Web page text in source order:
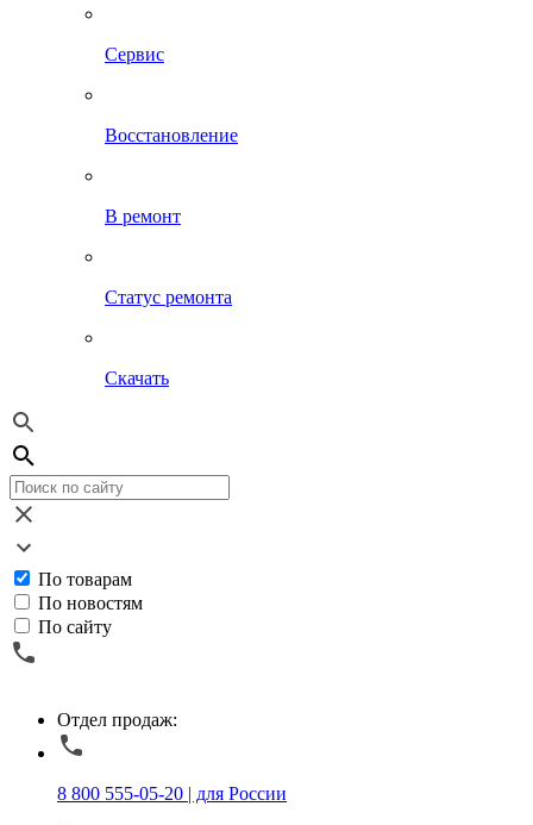
Сервис
Восстановление
В ремонт
Статус ремонта
Скачать
По товарам
По новостям
По сайту
Отдел продаж:
8 800 555-05-20 | для России